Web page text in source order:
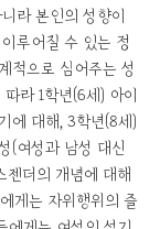
라 본인의 성향이
루어질 수 있는 정
적으로 심어주는 성
라 1학년(6세) 아이
에 대해, 3학년(8세)
(여성과 남성 대신
젠더의 개념에 대해
게는 자위행위의 즐